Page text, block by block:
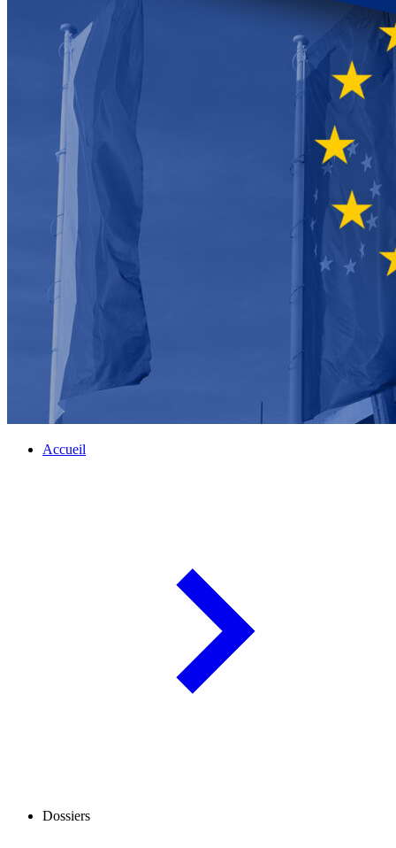
Accueil
Dossiers